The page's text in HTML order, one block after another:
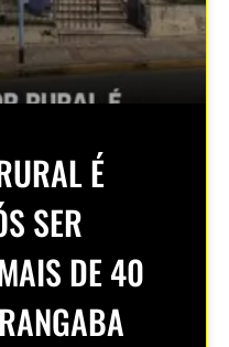
É
SER
DE 40